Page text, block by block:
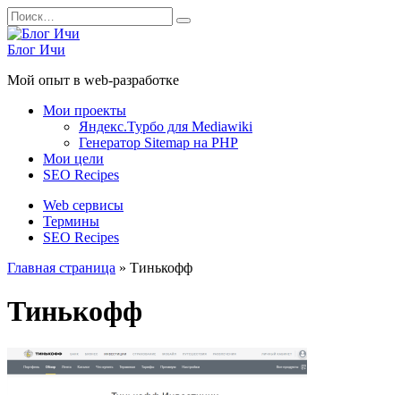
Перейти
к
содержанию
Search
for:
Блог Ичи
Мой опыт в web-разработке
Мои проекты
Яндекс.Турбо для Mediawiki
Генератор Sitemap на PHP
Мои цели
SEO Recipes
Web сервисы
Термины
SEO Recipes
Главная страница » Тинькофф
Тинькофф